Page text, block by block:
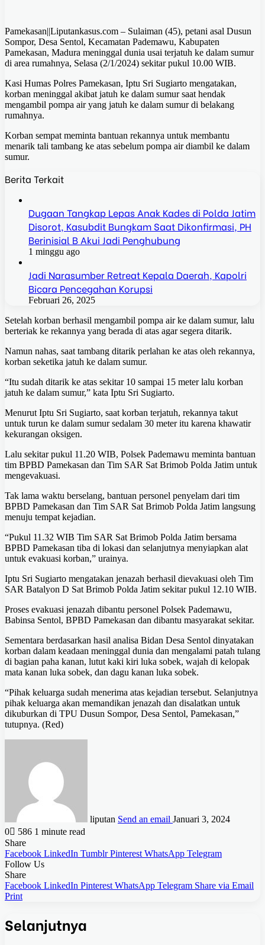
Pamekasan||Liputankasus.com – Sulaiman (45), petani asal Dusun
Sompor, Desa Sentol, Kecamatan Pademawu, Kabupaten
Pamekasan, Madura meninggal dunia usai terjatuh ke dalam sumur
di area rumahnya, Selasa (2/1/2024) sekitar pukul 10.00 WIB.
Kasi Humas Polres Pamekasan, Iptu Sri Sugiarto mengatakan,
korban meninggal akibat jatuh ke dalam sumur saat hendak
mengambil pompa air yang jatuh ke dalam sumur di belakang
rumahnya.
Korban sempat meminta bantuan rekannya untuk membantu
menarik tali tambang ke atas sebelum pompa air diambil ke dalam
sumur.
Berita Terkait
Dugaan Tangkap Lepas Anak Kades di Polda Jatim
Disorot, Kasubdit Bungkam Saat Dikonfirmasi, PH
Berinisial B Akui Jadi Penghubung
1 minggu ago
Jadi Narasumber Retreat Kepala Daerah, Kapolri
Bicara Pencegahan Korupsi
Februari 26, 2025
Setelah korban berhasil mengambil pompa air ke dalam sumur, lalu
berteriak ke rekannya yang berada di atas agar segera ditarik.
Namun nahas, saat tambang ditarik perlahan ke atas oleh rekannya,
korban seketika jatuh ke dalam sumur.
“Itu sudah ditarik ke atas sekitar 10 sampai 15 meter lalu korban
jatuh ke dalam sumur,” kata Iptu Sri Sugiarto.
Menurut Iptu Sri Sugiarto, saat korban terjatuh, rekannya takut
untuk turun ke dalam sumur sedalam 30 meter itu karena khawatir
kekurangan oksigen.
Lalu sekitar pukul 11.20 WIB, Polsek Pademawu meminta bantuan
tim BPBD Pamekasan dan Tim SAR Sat Brimob Polda Jatim untuk
mengevakuasi.
Tak lama waktu berselang, bantuan personel penyelam dari tim
BPBD Pamekasan dan Tim SAR Sat Brimob Polda Jatim langsung
menuju tempat kejadian.
“Pukul 11.32 WIB Tim SAR Sat Brimob Polda Jatim bersama
BPBD Pamekasan tiba di lokasi dan selanjutnya menyiapkan alat
untuk evakuasi korban,” urainya.
Iptu Sri Sugiarto mengatakan jenazah berhasil dievakuasi oleh Tim
SAR Batalyon D Sat Brimob Polda Jatim sekitar pukul 12.10 WIB.
Proses evakuasi jenazah dibantu personel Polsek Pademawu,
Babinsa Sentol, BPBD Pamekasan dan dibantu masyarakat sekitar.
Sementara berdasarkan hasil analisa Bidan Desa Sentol dinyatakan
korban dalam keadaan meninggal dunia dan mengalami patah tulang
di bagian paha kanan, lutut kaki kiri luka sobek, wajah di kelopak
mata kanan luka sobek, dan dagu kanan luka sobek.
“Pihak keluarga sudah menerima atas kejadian tersebut. Selanjutnya
pihak keluarga akan memandikan jenazah dan disalatkan untuk
dikuburkan di TPU Dusun Sompor, Desa Sentol, Pamekasan,”
tutupnya. (Red)
liputan Send an email Januari 3, 2024
0
586 1 minute read
Share
Facebook LinkedIn Tumblr Pinterest WhatsApp Telegram
Follow Us
Share
Facebook LinkedIn Pinterest WhatsApp Telegram Share via Email
Print
Selanjutnya